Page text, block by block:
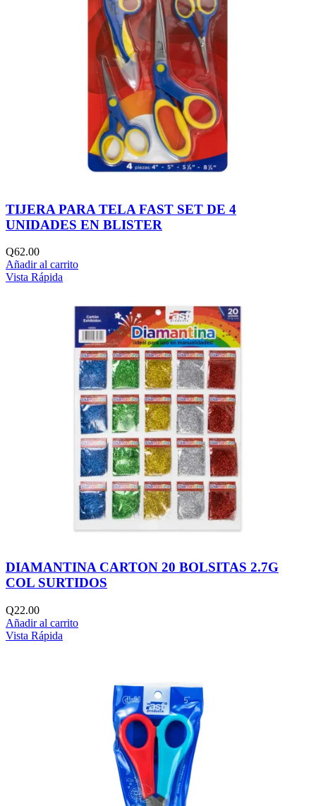
TIJERA PARA TELA FAST SET DE 4
UNIDADES EN BLISTER
Q62.00
Añadir al carrito
Vista Rápida
DIAMANTINA CARTON 20 BOLSITAS 2.7G
COL SURTIDOS
Q22.00
Añadir al carrito
Vista Rápida